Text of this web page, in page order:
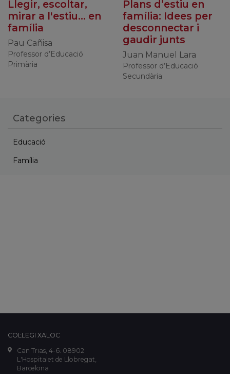
Llegir, escoltar,
mirar a l'estiu... en
família
Pau Cañisa
Professor d’Educació
Primària
Plans d’estiu en
família: Idees per
desconnectar i
gaudir junts
Juan Manuel Lara
Professor d’Educació
Secundària
Categories
Educació
Família
COL·LEGI XALOC
Can Trias, 4-6. 08902
L'Hospitalet de Llobregat,
Barcelona